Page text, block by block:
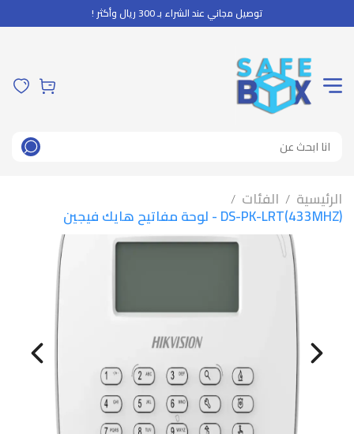
توصيل مجاني عند الشراء بـ 300 ريال وأكثر !
الرئيسية / الفئات /
DS-PK-LRT(433MHZ) - لوحة مفاتيح هايك فيجين